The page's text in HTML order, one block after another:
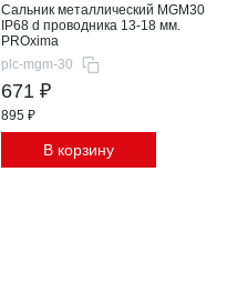
Сальник металлический MGM30
IP68 d проводника 13-18 мм.
PROxima
plc-mgm-30
671 ₽
895 ₽
В корзину